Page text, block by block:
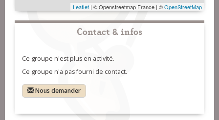
Leaflet | © Openstreetmap France | ©OpenStreetMap
Contact & infos
Ce groupe n'est plus en activité.
Ce groupe n'a pas fourni de contact.
Nous demander